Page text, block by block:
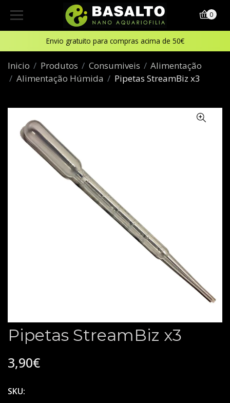
Envio gratuito para compras acima de 50€
0
Inicio Produtos Consumiveis
Alimentação
Alimentação Húmida
Pipetas StreamBiz x3
Pipetas StreamBiz x3
3,90€
SKU: